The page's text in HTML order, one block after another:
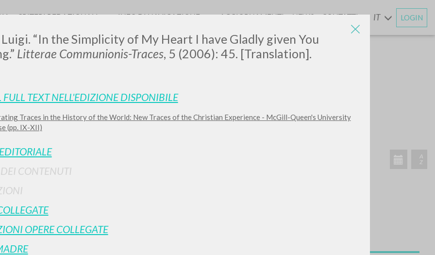
“In the Simplicity of My Heart I have Gladly given You
Litterae Communionis-Traces, 5 (2006): 45. [Translation].
FULL TEXT NELL'EDIZIONE DISPONIBILE
Traces in the History of the World: New Traces of the Christian Experience - McGill-Queen's University
(pp. IX-XII)
CONTENUTI
OPERE COLLEGATE
CRITERI REDAZIONALI INFO DI NAVIGAZIONE AGGIORNAMENTIENEWS CONTATTI IT LOGIN
risultati ancora più precisi? Utilizza laRICERCA AVANZATA »
Visualizza dettagli per tipologia